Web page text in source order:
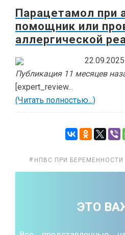
Парацетамол при
помощник или
аллергической
22.09.2025
Публикация 11 месяцев
[expert_review...
(Читать полностью...)
НПВС ПРИ БЕРЕМЕННОСТИ
ЭТО